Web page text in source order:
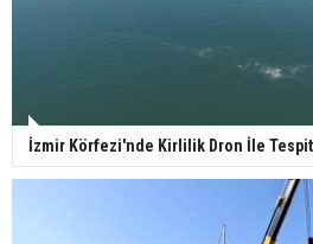
İzmir Körfezi'nde Kirlilik Dron İle